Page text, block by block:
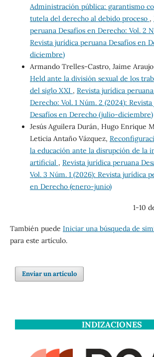
Administración pública: garantismo
tutela del derecho al debido proceso ,
peruana Desafíos en Derecho: Vol. 2
Revista jurídica peruana Desafíos en
diciembre)
Armando Trelles-Castro, Jaime
Held ante la división sexual de los
del siglo XXI , Revista jurídica
Derecho: Vol. 1 Núm. 2 (2024):
Desafíos en Derecho (julio-diciembre)
Jesús Aguilera Durán, Hugo Enrique
Leticia Antaño Vázquez,
la educación ante la disrupción de la
artificial , Revista jurídica peruana
Vol. 3 Núm. 1 (2026): Revista jurídica
en Derecho (enero-junio)
1-10
También puede Iniciar una búsqueda de
para este artículo.
Enviar un artículo
INDIZACIONES